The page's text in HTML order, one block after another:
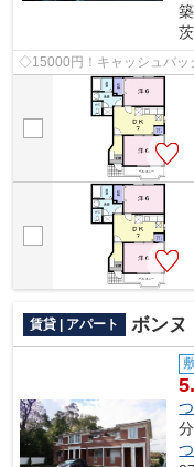
◇15000円！キャッシュバ
賃貸 | アパート ボンヌ
分